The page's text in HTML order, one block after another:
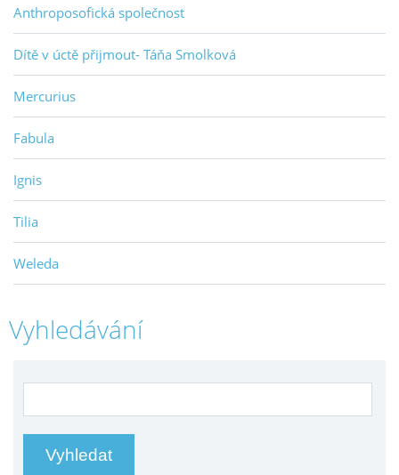
Anthroposofická společnost
Dítě v úctě přijmout- Táňa Smolková
Mercurius
Fabula
Ignis
Tilia
Weleda
Vyhledávání